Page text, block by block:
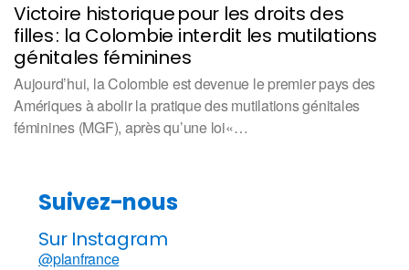
Victoire historique pour les droits des
filles : la Colombie interdit les mutilations
génitales féminines
Aujourd’hui, la Colombie est devenue le premier pays des
Amériques à abolir la pratique des mutilations génitales
féminines (MGF), après qu’une loi«…
Suivez-nous
Sur Instagram
@planfrance